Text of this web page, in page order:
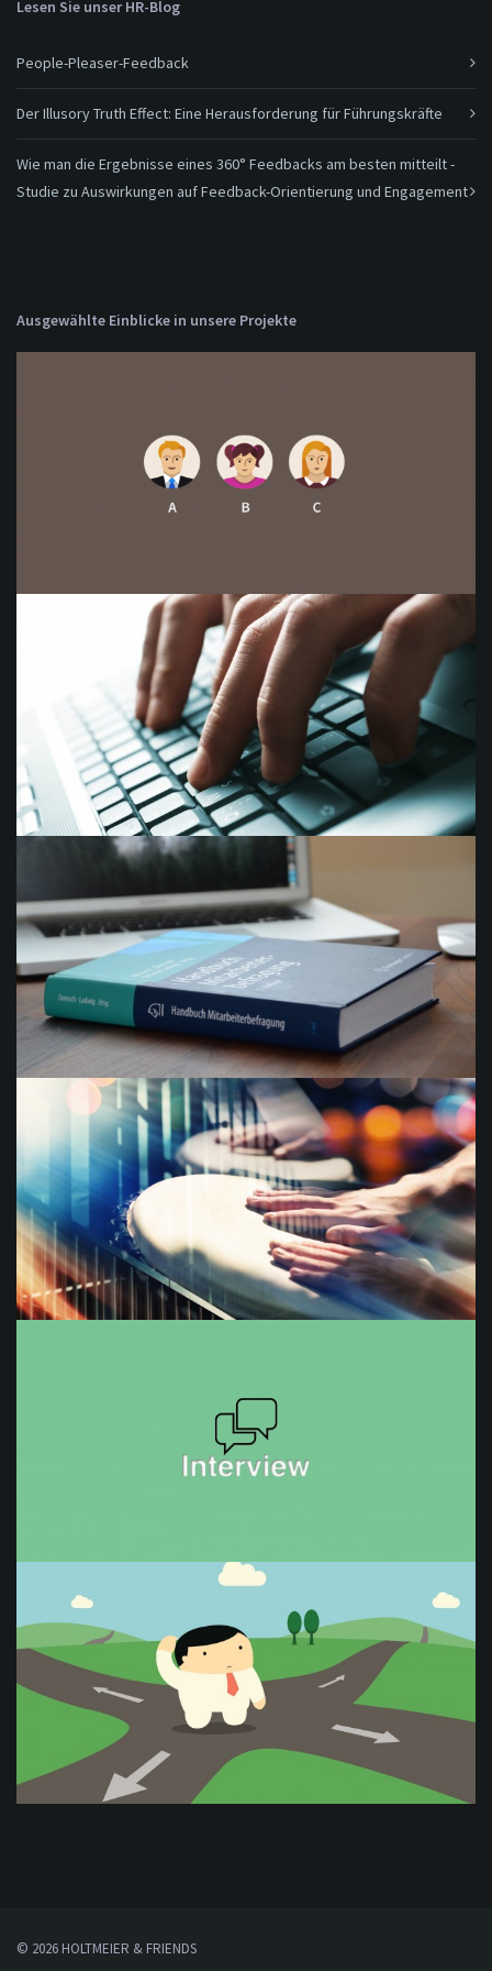
Lesen Sie unser HR-Blog
People-Pleaser-Feedback
Der Illusory Truth Effect: Eine Herausforderung für Führungskräfte
Wie man die Ergebnisse eines 360° Feedbacks am besten mitteilt -
Studie zu Auswirkungen auf Feedback-Orientierung und Engagement
Ausgewählte Einblicke in unsere Projekte
© 2026 HOLTMEIER & FRIENDS